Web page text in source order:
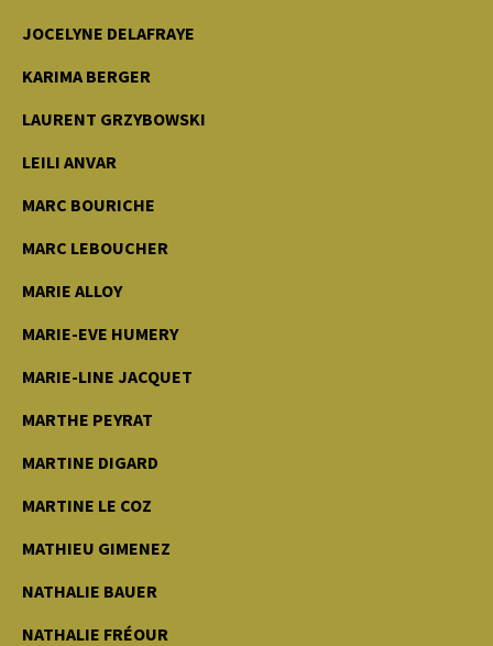
JOCELYNE DELAFRAYE
KARIMA BERGER
LAURENT GRZYBOWSKI
LEILI ANVAR
MARC BOURICHE
MARC LEBOUCHER
MARIE ALLOY
MARIE-EVE HUMERY
MARIE-LINE JACQUET
MARTHE PEYRAT
MARTINE DIGARD
MARTINE LE COZ
MATHIEU GIMENEZ
NATHALIE BAUER
NATHALIE FRÉOUR